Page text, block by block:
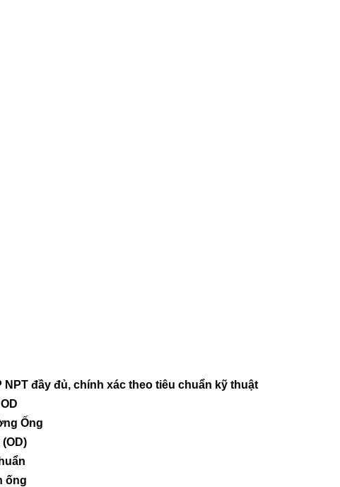
đầy đủ, chính xác theo tiêu chuẩn kỹ thuật
Ống
ống